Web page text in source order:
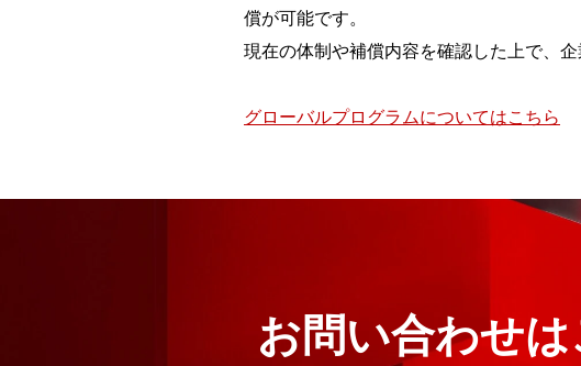
償が可能です。
現在の体制や補償内容を確認した上で、
グローバルプログラムについてはこちら
お問い合わせ